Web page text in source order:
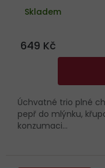
Skladem
649 Kč
Úchvatné trio plné
pepř do mlýnku,
konzumaci...